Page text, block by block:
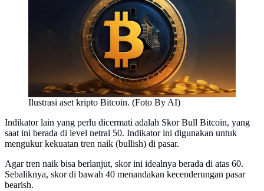
Ilustrasi aset kripto Bitcoin. (Foto By AI)
Indikator lain yang perlu dicermati adalah Skor Bull Bitcoin, yang
saat ini berada di level netral 50. Indikator ini digunakan untuk
mengukur kekuatan tren naik (bullish) di pasar.
Agar tren naik bisa berlanjut, skor ini idealnya berada di atas 60.
Sebaliknya, skor di bawah 40 menandakan kecenderungan pasar
bearish.